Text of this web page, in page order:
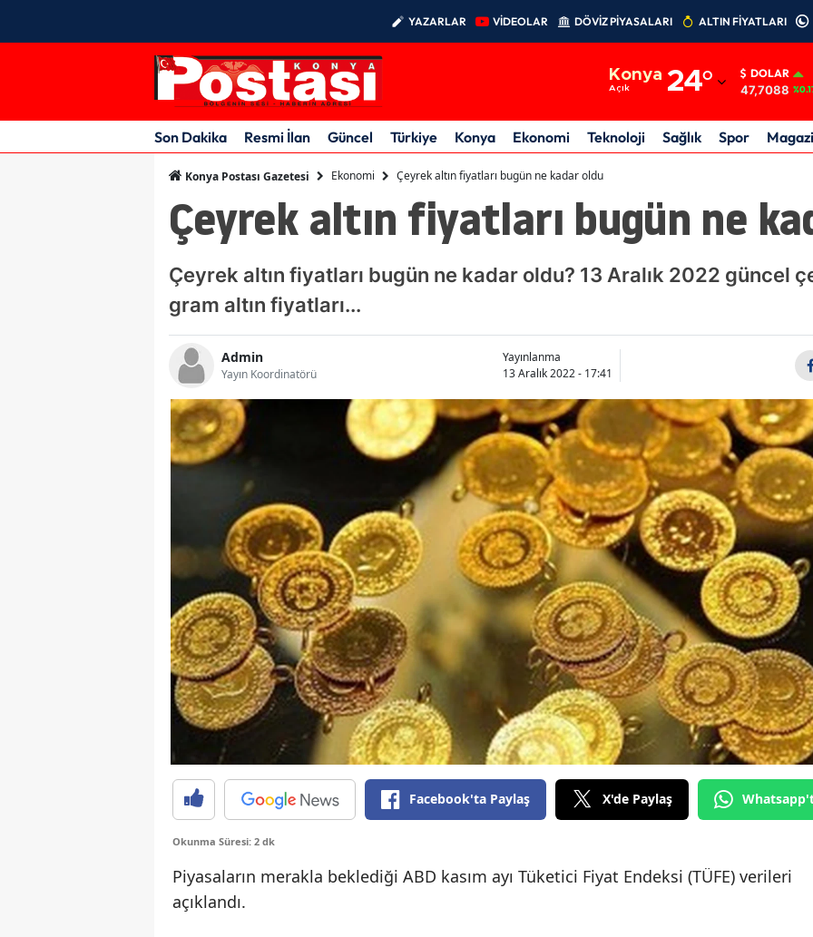
YAZARLAR VİDEOLAR DÖVİZ PİYASALARI ALTIN FİYATLARI
Konya
Açık 24°
Adıyaman
Afyonkarahisar
Amasya
Ankara
Antalya
Bilecik
Bingöl
Bitlis
Bolu
Burdur
Bursa
Çanakkale
Çankırı
Çorum
Denizli
Diyarbakır
Elazığ
DOLAR
47,7088
Son Dakika Resmi İlan Güncel Türkiye Konya Ekonomi Teknoloji Sağlık Spor
Konya Postası Gazetesi Ekonomi Çeyrek altın fiyatları bugün ne kadar oldu
Çeyrek altın fiyatları bugün ne
Çeyrek altın fiyatları bugün ne kadar oldu? 13 Aralık 2022 güncel
gram altın fiyatları...
Admin
Yayın Koordinatörü
Yayınlanma
13 Aralık 2022 - 17:41
Facebook'ta Paylaş X'de Paylaş
Okunma Süresi: 2 dk
Piyasaların merakla beklediği ABD kasım ayı Tüketici Fiyat Endeksi (TÜFE) verileri
açıklandı.